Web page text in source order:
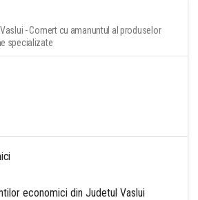
- Comert cu amanuntul al produselor
specializate
economici din Judetul Vaslui